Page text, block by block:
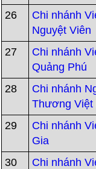
26
Chi nhánh
Nguyệt Viên
27
Chi nhánh
Quảng Phú
28
Chi nhánh
Thương Việt
29
Chi nhánh
Gia
30
Chi nhánh